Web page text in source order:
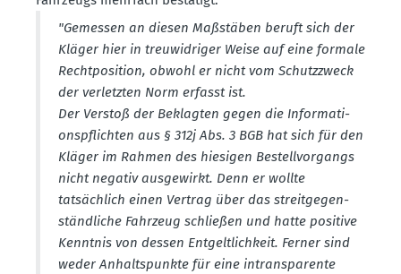
"Gemessen an diesen Maßstäben beruft sich der
Kläger hier in treuwid­riger Weise auf eine formale
Recht­po­sition, obwohl er nicht vom Schutz­zweck
der verletzten Norm erfasst ist.
Der Verstoß der Beklagten gegen die Infor­ma­ti­
ons­pflichten aus § 312j Abs. 3 BGB hat sich für den
Kläger im Rahmen des hiesigen Bestell­vor­gangs
nicht negativ ausge­wirkt. Denn er wollte
tatsächlich einen Vertrag über das streit­ge­gen­
ständ­liche Fahrzeug schließen und hatte positive
Kenntnis von dessen Entgelt­lichkeit. Ferner sind
weder Anhalts­punkte für eine intrans­pa­rente